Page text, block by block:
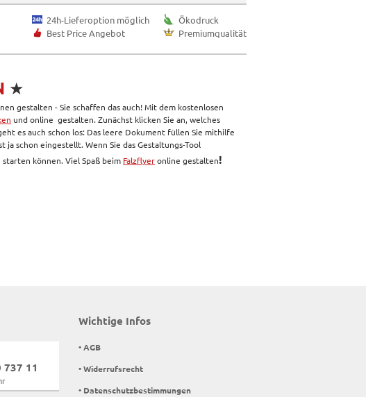
24h-Lieferoption möglich
Best Price Angebot
Ökodruck
Premiumqualität
★
gestalten - Sie schaffen das auch! Mit dem kostenlosen
und online gestalten. Zunächst klicken Sie an, welches
es auch schon los: Das leere Dokument füllen Sie mithilfe
schon eingestellt. Wenn Sie das Gestaltungs-Tool
können. Viel Spaß beim Falzflyeronline gestalten!
737 11
Wichtige Infos
• AGB
• Widerrufsrecht
• Datenschutzbestimmungen